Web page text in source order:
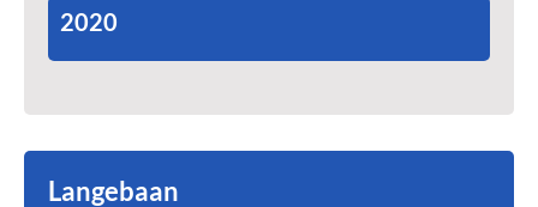
2020
Langebaan